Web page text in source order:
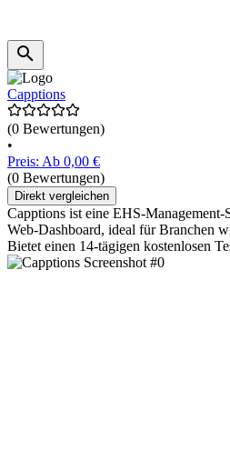
Capptions
(0 Bewertungen)
•
Preis: Ab 0,00 €
(0 Bewertungen)
Direkt vergleichen
Capptions ist eine EHS-
Web-Dashboard, ideal für Branchen
Bietet einen 14-tägigen kostenlosen